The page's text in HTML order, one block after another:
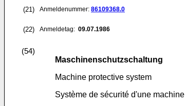
(21) Anmeldenummer: 86109368.0
(22) Anmeldetag: 09.07.1986
(54)
Maschinenschutzschaltung
Machine protective system
Système de sécurité d'une machine